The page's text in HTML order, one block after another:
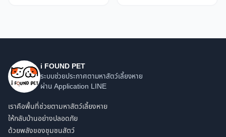
i FOUND PET
ระบบช่วยประกาศตามหาสัตว์เลี้ยงหาย
ผ่าน Application LINE
เราคือพื้นที่ช่วยตามหาสัตว์เลี้ยงหาย
ให้กลับบ้านอย่างปลอดภัย
ด้วยพลังของชุมชนสัตว์